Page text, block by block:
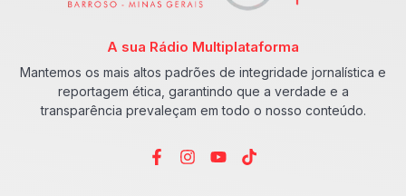
A sua Rádio Multiplataforma
Mantemos os mais altos padrões de integridade jornalística e
reportagem ética, garantindo que a verdade e a
transparência prevaleçam em todo o nosso conteúdo.